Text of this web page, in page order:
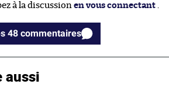
à la discussion en vous connectant
Voir les 48 commentaires
aussi